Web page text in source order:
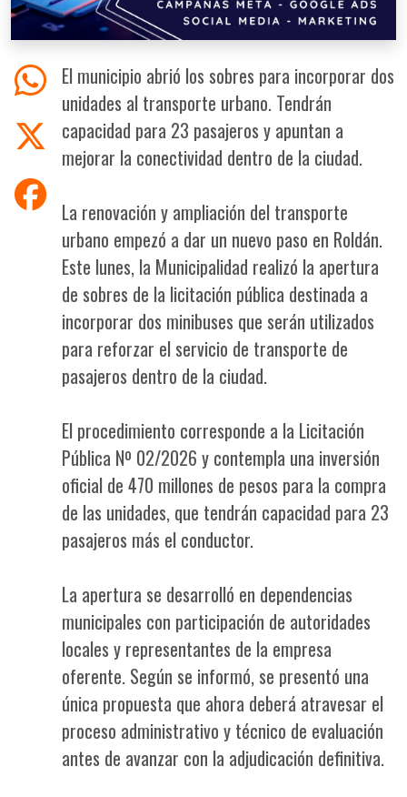
El municipio abrió los sobres para incorporar dos
unidades al transporte urbano. Tendrán
capacidad para 23 pasajeros y apuntan a
mejorar la conectividad dentro de la ciudad.
La renovación y ampliación del transporte
urbano empezó a dar un nuevo paso en Roldán.
Este lunes, la Municipalidad realizó la apertura
de sobres de la licitación pública destinada a
incorporar dos minibuses que serán utilizados
para reforzar el servicio de transporte de
pasajeros dentro de la ciudad.
El procedimiento corresponde a la Licitación
Pública Nº 02/2026 y contempla una inversión
oficial de 470 millones de pesos para la compra
de las unidades, que tendrán capacidad para 23
pasajeros más el conductor.
La apertura se desarrolló en dependencias
municipales con participación de autoridades
locales y representantes de la empresa
oferente. Según se informó, se presentó una
única propuesta que ahora deberá atravesar el
proceso administrativo y técnico de evaluación
antes de avanzar con la adjudicación definitiva.